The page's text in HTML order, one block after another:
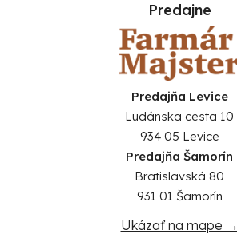
Predajne
Predajňa Levice
Ludánska cesta 10
934 05 Levice
Predajňa Šamorín
Bratislavská 80
931 01 Šamorín
Ukázať na mape →